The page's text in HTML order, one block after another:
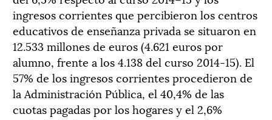
ingresos corrientes que percibieron los centros
educativos de enseñanza privada se situaron en
12.533 millones de euros (4.621 euros por
alumno, frente a los 4.138 del curso 2014-15). El
57% de los ingresos corrientes procedieron de
la Administración Pública, el 40,4% de las
cuotas pagadas por los hogares y el 2,6%